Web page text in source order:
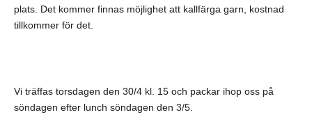
plats. Det kommer finnas möjlighet att kallfärga garn, kostnad
tillkommer för det.
Vi träffas torsdagen den 30/4 kl. 15 och packar ihop oss på
söndagen efter lunch söndagen den 3/5.